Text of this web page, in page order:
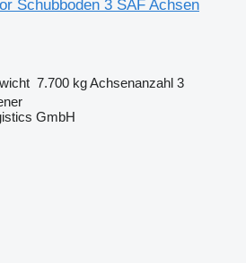
Schubboden 3 SAF Achsen
7.700 kgAchsenanzahl 3
GmbH